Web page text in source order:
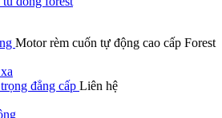
Motor rèm cuốn tự động cao cấp Forest
đẳng cấp Liên hệ